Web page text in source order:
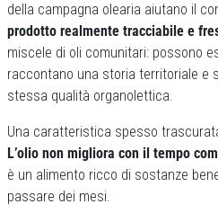
della campagna olearia aiutano il
prodotto realmente tracciabile e
miscele di oli comunitari: possono
raccontano una storia territoriale e
stessa qualità organolettica.
Una caratteristica spesso
L’olio non migliora con il tempo
è un alimento ricco di sostanze
passare dei mesi.